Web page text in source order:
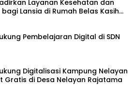
Layanan Kesehatan dan
Lansia di Rumah Belas Kasih
Pembelajaran Digital di SDN
Digitalisasi Kampung Nelayan
Gratis di Desa Nelayan Rajatama